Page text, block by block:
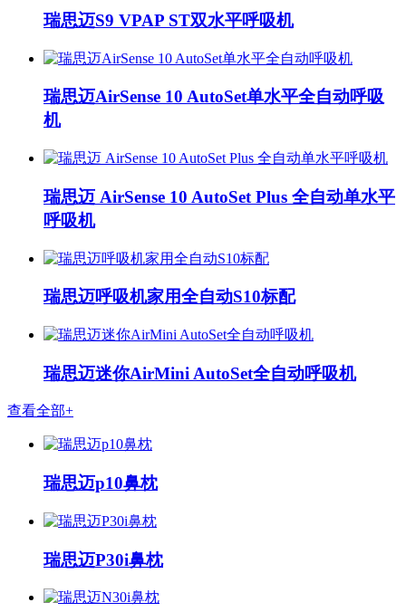
瑞思迈S9 VPAP ST双水平呼吸机
瑞思迈AirSense 10 AutoSet单水平全自动呼吸
机
瑞思迈 AirSense 10 AutoSet Plus 全自动单水平
呼吸机
瑞思迈呼吸机家用全自动S10标配
瑞思迈迷你AirMini AutoSet全自动呼吸机
查看全部+
瑞思迈p10鼻枕
瑞思迈P30i鼻枕